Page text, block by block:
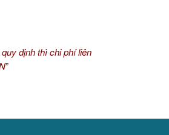
định thì chi phí liên
”